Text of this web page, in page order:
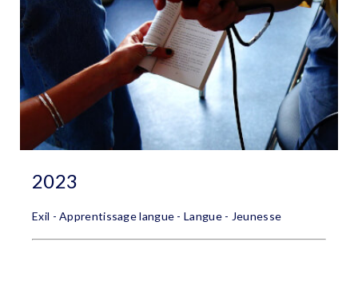
2023
Exil - Apprentissage langue - Langue - Jeunesse